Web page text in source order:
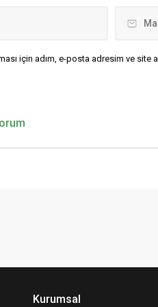
için adım, e-posta adresim ve site
Kurumsal